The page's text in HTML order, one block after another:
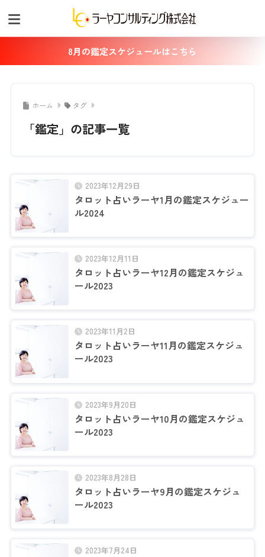
8月の鑑定スケジュールはこちら
ホーム タグ
「鑑定」の記事一覧
2023年12月29日
タロット占いラーヤ1月の鑑定スケジュー
ル2024
2023年12月11日
タロット占いラーヤ12月の鑑定スケジュ
ール2023
2023年11月2日
タロット占いラーヤ11月の鑑定スケジュ
ール2023
2023年9月20日
タロット占いラーヤ10月の鑑定スケジュ
ール2023
2023年8月28日
タロット占いラーヤ9月の鑑定スケジュ
ール2023
2023年7月24日